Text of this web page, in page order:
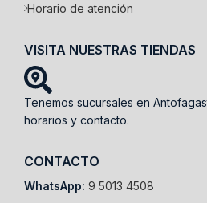
Horario de atención
VISITA NUESTRAS TIENDAS
Tenemos sucursales en
horarios y contacto.
CONTACTO
WhatsApp: 9 5013 4508